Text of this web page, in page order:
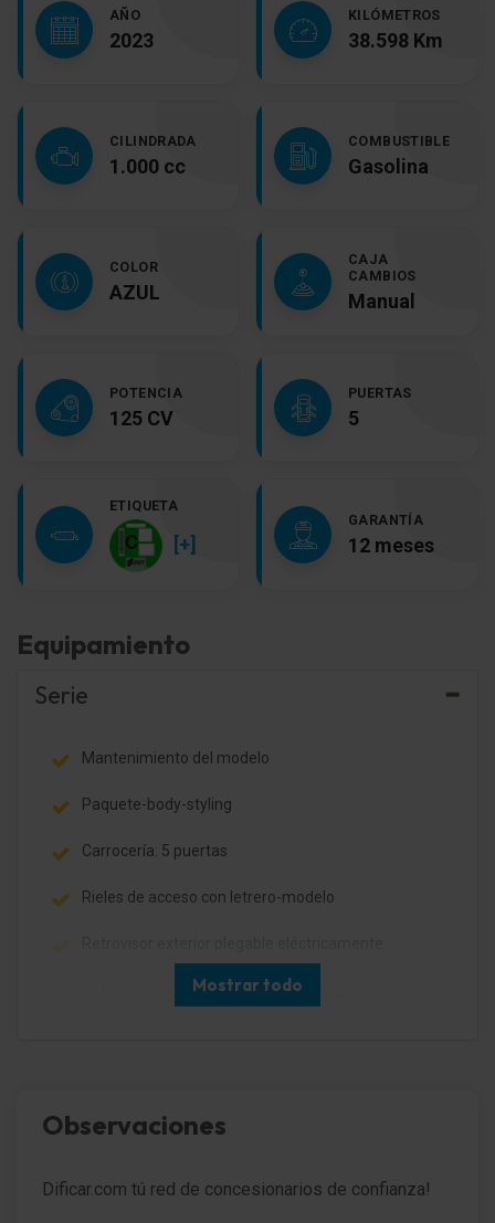
AÑO
2023
KILÓMETROS
38.598 Km
CILINDRADA
1.000 cc
COMBUSTIBLE
Gasolina
COLOR
AZUL
CAJA
CAMBIOS
Manual
POTENCIA
125 CV
PUERTAS
5
ETIQUETA
[+]
GARANTÍA
12 meses
Equipamiento
Serie
Mantenimiento del modelo
Paquete-body-styling
Carrocería: 5 puertas
Rieles de acceso con letrero-modelo
Retrovisor exterior regulable eléctricamente y
Luces antiniebla con luz de giro estática
Mostrar todo
Observaciones
Dificar.com tú red de concesionarios de confianza!